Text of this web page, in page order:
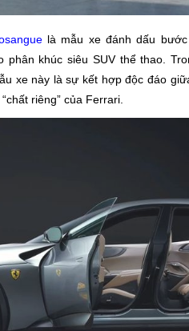
là mẫu xe đánh dấu bước
phân khúc siêu SUV thể thao.
xe này là sự kết hợp độc đáo
riêng” của Ferrari.